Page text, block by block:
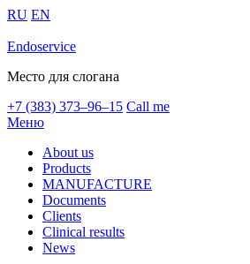
RU EN
Endoservice
Место для слогана
+7 (383) 373–96–15 Call me
Меню
About us
Products
MANUFACTURE
Documents
Clients
Clinical results
News